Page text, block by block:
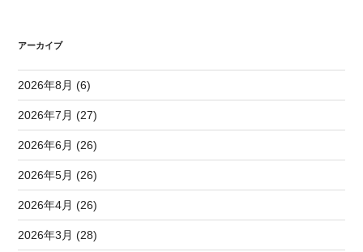
アーカイブ
2026年8月 (6)
2026年7月 (27)
2026年6月 (26)
2026年5月 (26)
2026年4月 (26)
2026年3月 (28)